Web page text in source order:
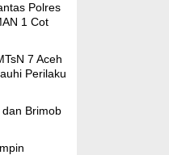
Polres
1 Cot
7 Aceh
Perilaku
Brimob